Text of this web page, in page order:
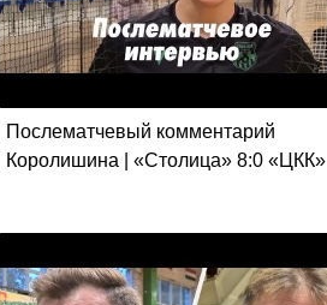
Послематчевый комментарий
Королишина | «Столица» 8:0 «ЦКК»